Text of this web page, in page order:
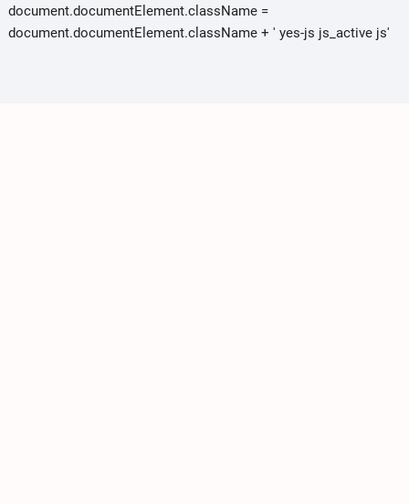
document.documentElement.className =
document.documentElement.className + ' yes-js js_active js'